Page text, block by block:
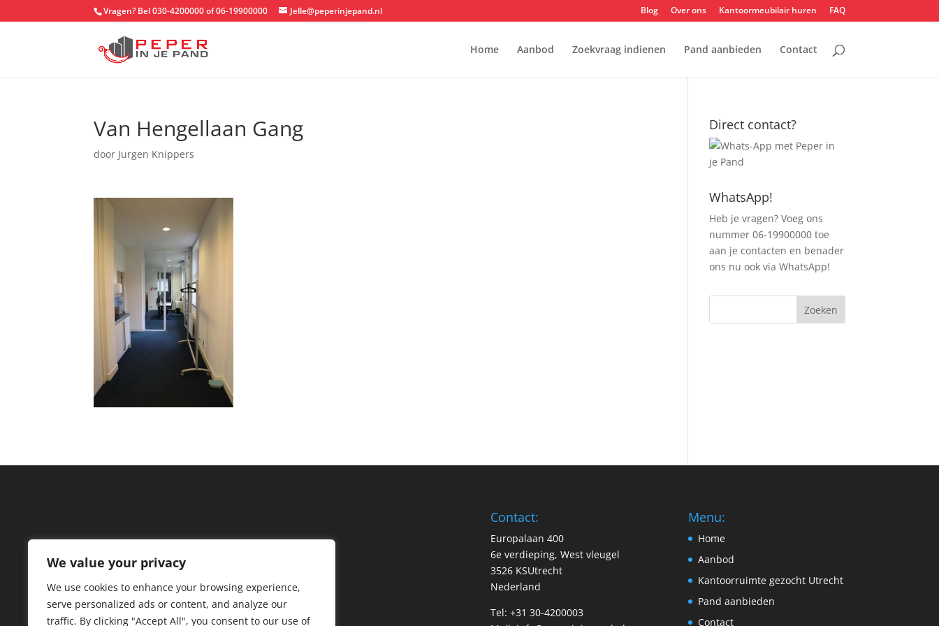
We value your privacy
We use cookies to enhance your browsing experience,
serve personalized ads or content, and analyze our
traffic. By clicking "Accept All", you consent to our use of
Vragen? Bel 030-4200000 of 06-19900000 Jelle@peperinjepand.nl Blog Over ons Kantoormeubilair huren FAQ
Home Aanbod Zoekvraag indienen Pand aanbieden Contact
Van Hengellaan Gang
door Jurgen Knippers
Direct contact?
WhatsApp!
Heb je vragen? Voeg ons
nummer 06-19900000 toe
aan je contacten en benader
ons nu ook via WhatsApp!
Contact:
Europalaan 400
6e verdieping, West vleugel
3526 KSUtrecht
Nederland
Tel: +31 30-4200003
Menu:
Home
Aanbod
Kantoorruimte gezocht Utrecht
Pand aanbieden
Contact